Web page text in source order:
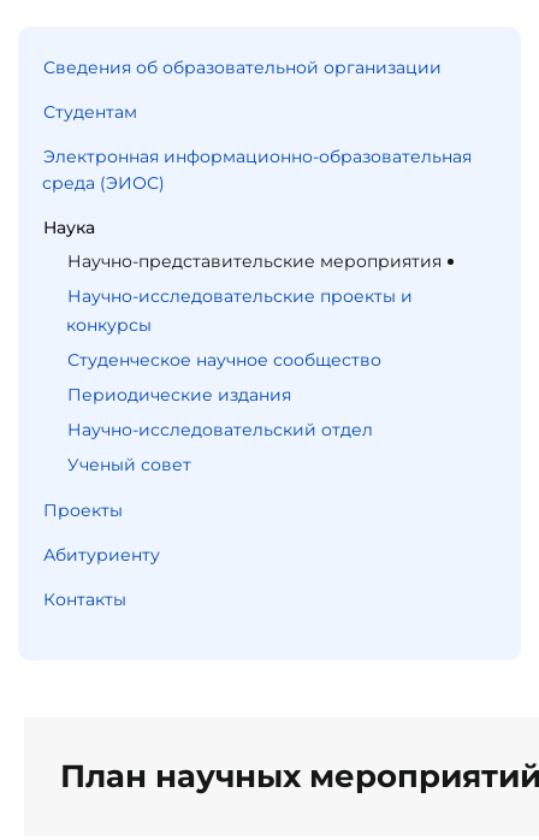
План научных
Сведения об образовательной организации
Студентам
Электронная информационно-образовательная
среда (ЭИОС)
Наука
Научно-представительские мероприятия
Научно-исследовательские проекты и
конкурсы
Студенческое научное сообщество
Периодические издания
Научно-исследовательский отдел
Ученый совет
Проекты
Абитуриенту
Контакты